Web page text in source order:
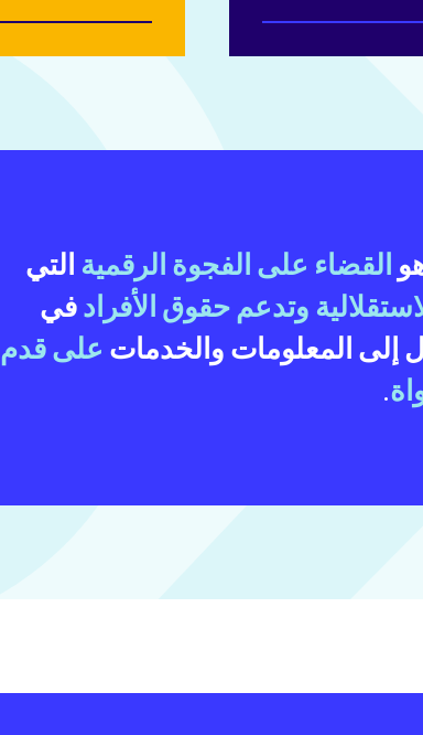
القضاء على الفجوة الرقمية التي
وتدعم حقوق الأفرادفي
إلى المعلومات والخدمات على قدم
.